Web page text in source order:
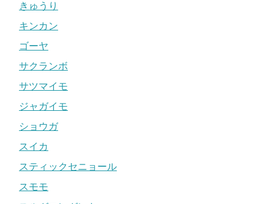
きゅうり
キンカン
ゴーヤ
サクランボ
サツマイモ
ジャガイモ
ショウガ
スイカ
スティックセニョール
スモモ